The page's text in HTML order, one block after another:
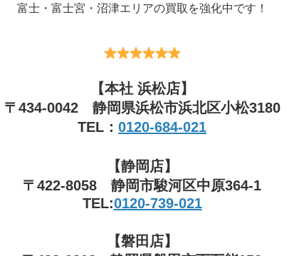
富士・富士宮・沼津エリアの買取を強化中です！
【本社 浜松店】
〒434-0042 静岡県浜松市浜北区小松3180
TEL： 0120-684-021
【静岡店】
〒422-8058 静岡市駿河区中原364-1
TEL:0120-739-021
【磐田店】